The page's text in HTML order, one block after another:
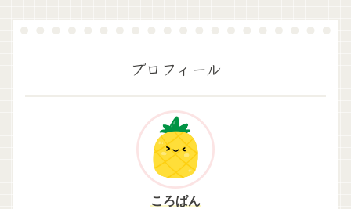
プロフィール
ころぱん